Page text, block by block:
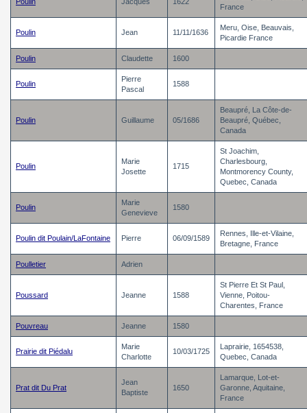
France
Poulin Jean 11/11/1636
Meru, Oise, Beauvais,
Picardie France
Poulin Claudette 1600
Poulin
Pierre
Pascal
1588
Poulin Guillaume 05/1686
Beaupré, La Côte-de-
Beaupré, Québec,
Canada
Poulin
Marie
Josette
1715
St Joachim,
Charlesbourg,
Montmorency County,
Quebec, Canada
Poulin
Marie
Genevieve
1580
Poulin dit Poulain/LaFontaine Pierre 06/09/1589
Rennes, Ille-et-Vilaine,
Bretagne, France
Poulletier Adrien
Poussard Jeanne 1588
St Pierre Et St Paul,
Vienne, Poitou-
Charentes, France
Pouvreau Jeanne 1580
Prairie dit Piédalu
Marie
Charlotte
10/03/1725
Laprairie, 1654538,
Quebec, Canada
Prat dit Du Prat
Jean
Baptiste
1650
Lamarque, Lot-et-
Garonne, Aquitaine,
France